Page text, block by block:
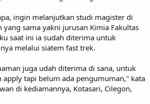
ingin melanjutkan studi magister di
yang sama yakni jurusan Kimia Fakultas
saat ini ia sudah diterima untuk
melalui siatem fast trek.
juga udah diterima di sana, untuk
apply tapi belum ada pengumuman," kata
di kediamannya, Kotasari, Cilegon,